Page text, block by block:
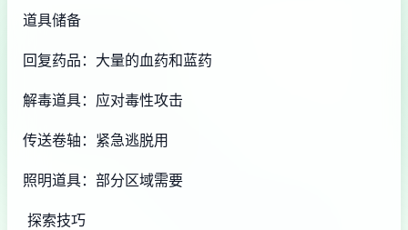
道具储备
回复药品：大量的血药和蓝药
解毒道具：应对毒性攻击
传送卷轴：紧急逃脱用
照明道具：部分区域需要
探索技巧